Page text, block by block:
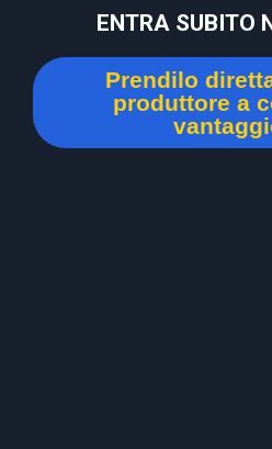
ENTRA SUBITO
Prendilo
produttore a